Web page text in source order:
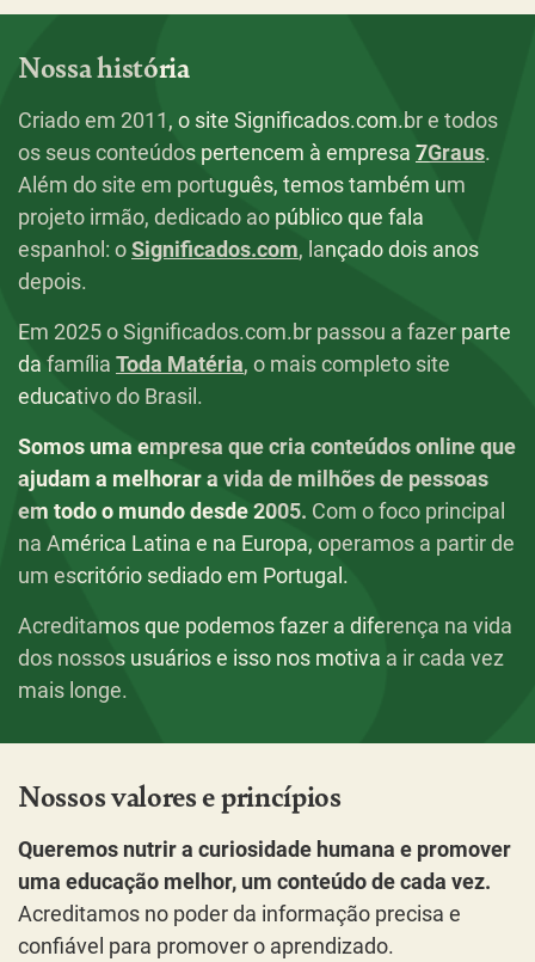
Nossa história
Criado em 2011, o site Significados.com.br e todos
os seus conteúdos pertencem à empresa 7Graus.
Além do site em português, temos também um
projeto irmão, dedicado ao público que fala
espanhol: o Significados.com, lançado dois anos
depois.
Em 2025 o Significados.com.br passou a fazer parte
da família Toda Matéria, o mais completo site
educativo do Brasil.
Somos uma empresa que cria conteúdos online que
ajudam a melhorar a vida de milhões de pessoas
em todo o mundo desde 2005. Com o foco principal
na América Latina e na Europa, operamos a partir de
um escritório sediado em Portugal.
Acreditamos que podemos fazer a diferença na vida
dos nossos usuários e isso nos motiva a ir cada vez
mais longe.
Nossos valores e princípios
Queremos nutrir a curiosidade humana e promover
uma educação melhor, um conteúdo de cada vez.
Acreditamos no poder da informação precisa e
confiável para promover o aprendizado.